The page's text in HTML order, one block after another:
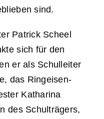
sind.
Patrick Scheel
sich für den
er als Schulleiter
das Ringeisen-
Katharina
des Schulträgers,